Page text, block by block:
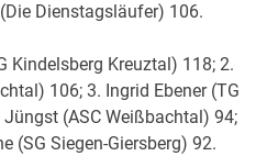
Dienstagsläufer) 106.
Kindelsberg Kreuztal) 118; 2.
106; 3. Ingrid Ebener (TG
(ASC Weißbachtal) 94;
(SG Siegen-Giersberg) 92.